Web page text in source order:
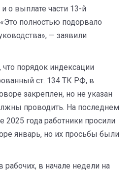
о выплате части 13-й
полностью подорвало
— заявили
что порядок индексации
ст. 134 ТК РФ, в
закреплен, но не указан
проводить. На последнем
2025 года работники просили
январь, но их просьбы были
в начале недели на